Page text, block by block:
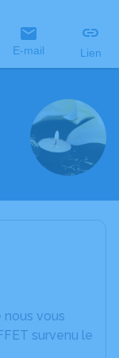
E-mail Lien
nous vous
survenu le